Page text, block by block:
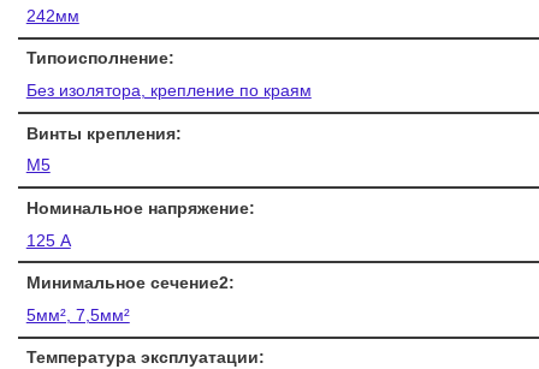
242мм
Типоисполнение:
Без изолятора, крепление по краям
Винты крепления:
М5
Номинальное напряжение:
125 А
Минимальное сечение2:
5мм², 7,5мм²
Температура эксплуатации: